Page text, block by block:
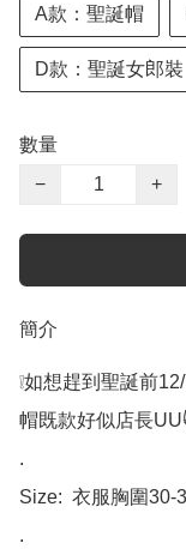
A款：聖誕帽
D款：聖誕女郎裝
數量
−
+
簡介
❕如想趕到聖誕前
帽既款好似店長
.
Size:  衣服胸圍30-
.